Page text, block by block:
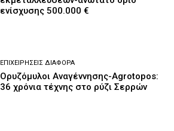
ενίσχυσης 500.000 €
ΕΠΙΧΕΙΡΉΣΕΙΣ ΔΙΆΦΟΡΑ
Ορυζόμυλοι Αναγέννησης-Agrotopos:
36 χρόνια τέχνης στο ρύζι Σερρών